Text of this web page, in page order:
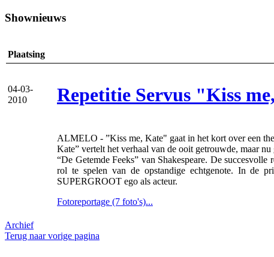
Shownieuws
Plaatsing
04-03-
2010
Repetitie Servus "Kiss
ALMELO - ”Kiss me, Kate" gaat in het kort over een
Kate” vertelt het verhaal van de ooit getrouwde, maar
“De Getemde Feeks” van Shakespeare. De
rol te spelen van de opstandige echtgenote. In de
SUPERGROOT ego als acteur.
Fotoreportage (7 foto's)...
Archief
Terug naar vorige pagina